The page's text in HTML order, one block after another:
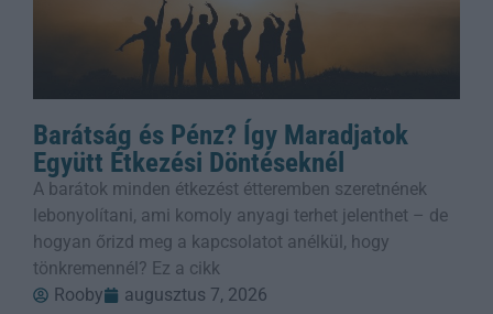
Barátság és Pénz? Így Maradjatok
Együtt Étkezési Döntéseknél
A barátok minden étkezést étteremben szeretnének
lebonyolítani, ami komoly anyagi terhet jelenthet – de
hogyan őrizd meg a kapcsolatot anélkül, hogy
tönkremennél? Ez a cikk
Rooby
augusztus 7, 2026